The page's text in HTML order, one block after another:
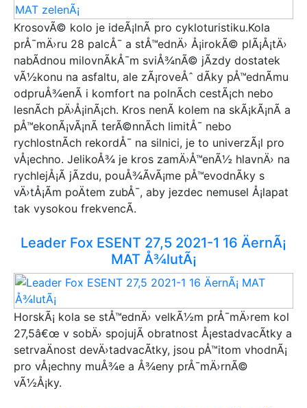
KrosovÃ© kolo je ideÃ¡lnÃ­ pro cykloturistiku.Kola
prÅ¯mÄ›ru 28 palcÅ¯ a stÅ™ednÄ› Å¡irokÃ© plÃ¡Å¡tÄ›
nabÃ­dnou milovnÃ­kÅ¯m sviÅ¾nÃ© jÃ­zdy dostatek
vÃ½konu na asfaltu, ale zÃ¡roveÅˆ dÃ­ky pÅ™ednÃ­mu
odpruÅ¾enÃ­ i komfort na polnÃ­ch cestÃ¡ch nebo
lesnÃ­ch pÄ›Å¡inÃ¡ch. Kros nenÃ­ kolem na skÃ¡kÃ¡nÃ­ a
pÅ™ekonÃ¡vÃ¡nÃ­ terÃ©nnÃ­ch limitÅ¯ nebo
rychlostnÃ­ch rekordÅ¯ na silnici, je to univerzÃ¡l pro
vÅ¡echno. JelikoÅ¾ je kros zamÄ›Å™enÃ½ hlavnÄ› na
rychlejÅ¡Ã­ jÃ­zdu, pouÅ¾Ã­vÃ¡me pÅ™evodnÃ­ky s
vÄ›tÅ¡Ã­m poÄtem zubÅ¯, aby jezdec nemusel Å¡lapat
tak vysokou frekvencÃ­.
Leader Fox ESENT 27,5 2021-1 16 ÄernÃ¡
MAT Å¾lutÃ¡
HorskÃ¡ kola se stÅ™ednÄ› velkÃ½m prÅ¯mÄ›rem kol
27,5â€œ v sobÄ› spojujÃ­ obratnost Å¡estadvacÃ­tky a
setrvaÄnost devÄ›tadvacÃ­tky, jsou pÅ™itom vhodnÃ¡
pro vÅ¡echny muÅ¾e a Å¾eny prÅ¯mÄ›rnÃ©
vÃ½Å¡ky.